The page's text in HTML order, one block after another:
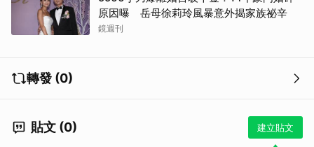
原因曝 岳母徐莉玲風暴意外揭家族祕辛
鏡週刊
轉發 (0)
貼文 (0) 建立貼文